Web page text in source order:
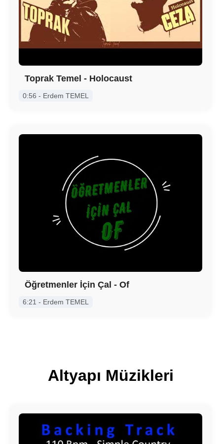
Toprak Temel - Holocaust
0:56 - Erdem TEMEL
Öğretmenler İçin Çal - Of
6:21 - Erdem TEMEL
Altyapı Müzikleri